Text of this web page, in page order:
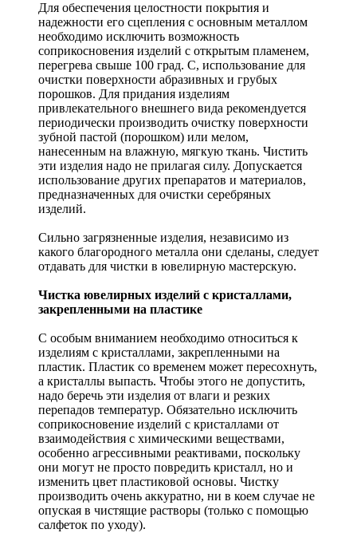
Для обеспечения целостности покрытия и
надежности его сцепления с основным металлом
необходимо исключить возможность
соприкосновения изделий с открытым пламенем,
перегрева свыше 100 град. С, использование для
очистки поверхности абразивных и грубых
порошков. Для придания изделиям
привлекательного внешнего вида рекомендуется
периодически производить очистку поверхности
зубной пастой (порошком) или мелом,
нанесенным на влажную, мягкую ткань. Чистить
эти изделия надо не прилагая силу. Допускается
использование других препаратов и материалов,
предназначенных для очистки серебряных
изделий.
Сильно загрязненные изделия, независимо из
какого благородного металла они сделаны, следует
отдавать для чистки в ювелирную мастерскую.
Чистка ювелирных изделий с кристаллами,
закрепленными на пластике
С особым вниманием необходимо относиться к
изделиям с кристаллами, закрепленными на
пластик. Пластик со временем может пересохнуть,
а кристаллы выпасть. Чтобы этого не допустить,
надо беречь эти изделия от влаги и резких
перепадов температур. Обязательно исключить
соприкосновение изделий с кристаллами от
взаимодействия с химическими веществами,
особенно агрессивными реактивами, поскольку
они могут не просто повредить кристалл, но и
изменить цвет пластиковой основы. Чистку
производить очень аккуратно, ни в коем случае не
опуская в чистящие растворы (только с помощью
салфеток по уходу).